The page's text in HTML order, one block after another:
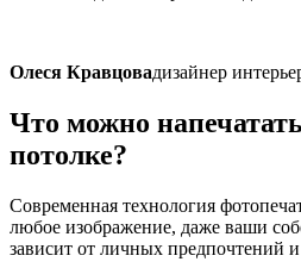
Олеся Кравцовадизайнер
Что можно напечатать
потолке?
Современная технология
любое изображение, даже ваши
зависит от личных предпочтений